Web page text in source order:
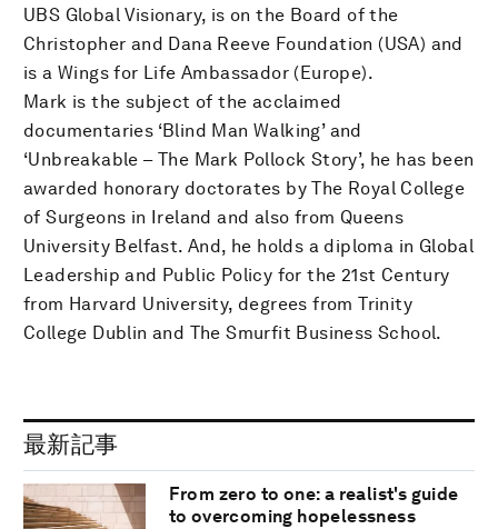
UBS Global Visionary, is on the Board of the
Christopher and Dana Reeve Foundation (USA) and
is a Wings for Life Ambassador (Europe).
Mark is the subject of the acclaimed
documentaries ‘Blind Man Walking’ and
‘Unbreakable – The Mark Pollock Story’, he has been
awarded honorary doctorates by The Royal College
of Surgeons in Ireland and also from Queens
University Belfast. And, he holds a diploma in Global
Leadership and Public Policy for the 21st Century
from Harvard University, degrees from Trinity
College Dublin and The Smurfit Business School.
最新記事
From zero to one: a realist's guide
to overcoming hopelessness